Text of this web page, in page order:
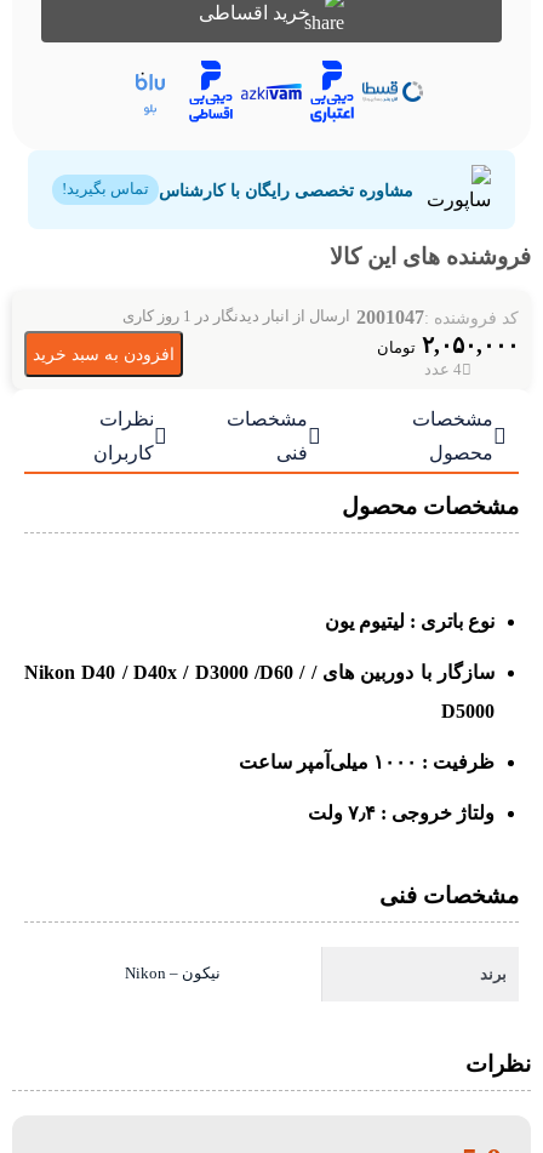
خرید اقساطی
مشاوره تخصصی رایگان با کارشناس تماس بگیرید!
فروشنده های این کالا
کد فروشنده :2001047 ارسال از انبار دیدنگار در 1 روز کاری
۲,۰۵۰,۰۰۰ تومان
4 عدد
افزودن به سبد خرید

مشخصات
محصول

مشخصات
فنی

نظرات
کاربران
مشخصات محصول
نوع باتری : لیتیوم یون
سازگار با دوربین های / Nikon D40 / D40x / D3000 /D60 /
D5000
ظرفیت : ۱۰۰۰ میلی‌آمپر ساعت
ولتاژ خروجی : ۷٫۴ ولت
مشخصات فنی
برند نیکون – Nikon
نظرات